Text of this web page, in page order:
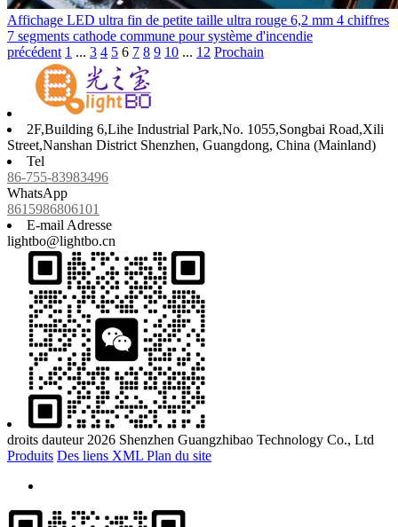
Affichage LED ultra fin de petite taille ultra rouge 6,2 mm 4 chiffres
7 segments cathode commune pour système d'incendie
précédent 1 ... 3 4 5 6 7 8 9 10 ... 12 Prochain
2F,Building 6,Lihe Industrial Park,No. 1055,Songbai Road,Xili
Street,Nanshan District Shenzhen, Guangdong, China (Mainland)
Tel
86-755-83983496
WhatsApp
8615986806101
E-mail Adresse
lightbo@lightbo.cn
droits dauteur 2026 Shenzhen Guangzhibao Technology Co., Ltd
Produits Des liens XML Plan du site